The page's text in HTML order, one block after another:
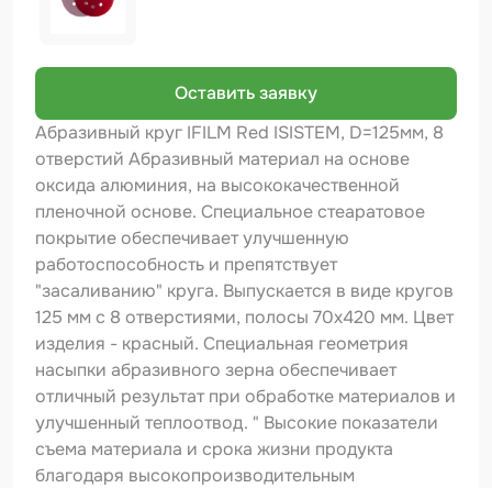
Протирочные материалы
Шпатлевка
Маскировочные материалы
Грунты
Оборудование шлифовальное
Подложка промежуточная
Ёмкость
Клейкие листы
Оставить заявку
Абразивный круг IFILM Red ISISTEM, D=125мм, 8
отверстий Абразивный материал на основе
оксида алюминия, на высококачественной
пленочной основе. Специальное стеаратовое
покрытие обеспечивает улучшенную
работоспособность и препятствует
"засаливанию" круга. Выпускается в виде кругов
125 мм с 8 отверстиями, полосы 70х420 мм. Цвет
изделия - красный. Специальная геометрия
насыпки абразивного зерна обеспечивает
отличный результат при обработке материалов и
улучшенный теплоотвод. " Высокие показатели
съема материала и срока жизни продукта
благодаря высокопроизводительным